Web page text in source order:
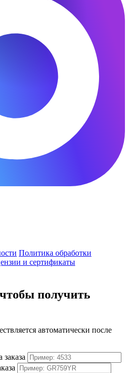
Политика обработки
и сертификаты
получить
автоматически после